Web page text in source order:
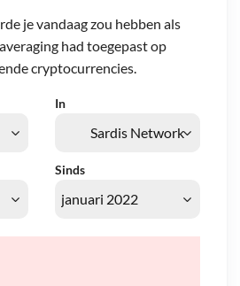
je vandaag zou hebben als
had toegepast op
cryptocurrencies.
In
Sinds